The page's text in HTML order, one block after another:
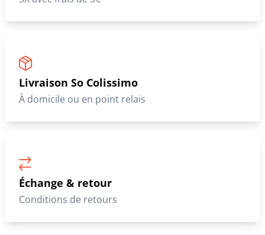
Livraison So Colissimo
À domicile ou en point relais
Échange & retour
Conditions de retours